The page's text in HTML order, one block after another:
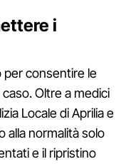
i
per consentire le
Oltre a medici
Locale di Aprilia e
alla normalità solo
e il ripristino